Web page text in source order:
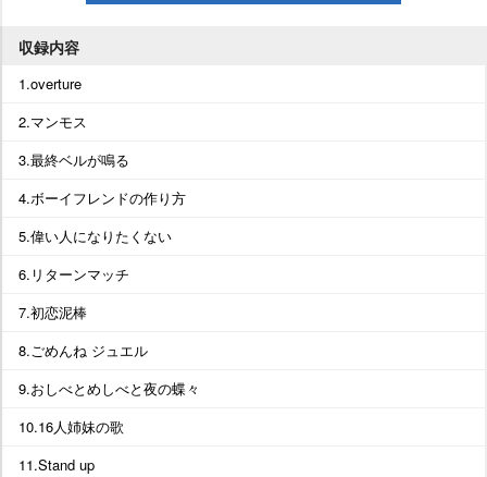
収録内容
1.overture
2.マンモス
3.最終ベルが鳴る
4.ボーイフレンドの作り方
5.偉い人になりたくない
6.リターンマッチ
7.初恋泥棒
8.ごめんね ジュエル
9.おしべとめしべと夜の蝶々
10.16人姉妹の歌
11.Stand up